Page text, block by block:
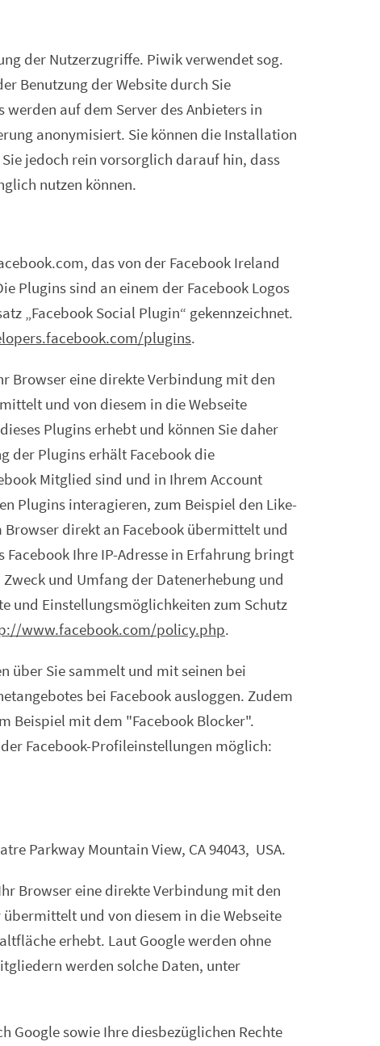
der Nutzerzugriffe. Piwik verwendet sog.
Benutzung der Website durch Sie
auf dem Server des Anbieters in
anonymisiert. Sie können die Installation
jedoch rein vorsorglich darauf hin, dass
nutzen können.
das von der Facebook Ireland
Plugins sind an einem der Facebook Logos
„Facebook Social Plugin“ gekennzeichnet.
­­plugins.
Browser eine direkte Verbindung mit den
und von diesem in die Webseite
Plugins erhebt und können Sie daher
der Plugins erhält Facebook die
Mitglied sind und in Ihrem Account
Plugins interagieren, zum Beispiel den Like-
direkt an Facebook übermittelt und
Ihre IP-Adresse in Erfahrung bringt
und Umfang der Datenerhebung und
und Einstellungsmöglichkeiten zum Schutz
www.facebook.com/policy.php.
über Sie sammelt und mit seinen bei
bei Facebook ausloggen. Zudem
Beispiel mit dem "Facebook Blocker".
Facebook-Profileinstellungen möglich:
Parkway Mountain View, CA 94043, USA.
Browser eine direkte Verbindung mit den
und von diesem in die Webseite
erhebt. Laut Google werden ohne
werden solche Daten, unter
Google sowie Ihre diesbezüglichen Rechte